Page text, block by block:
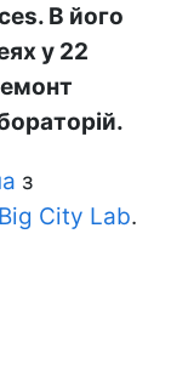
В його
у 22
з
Big City Lab.